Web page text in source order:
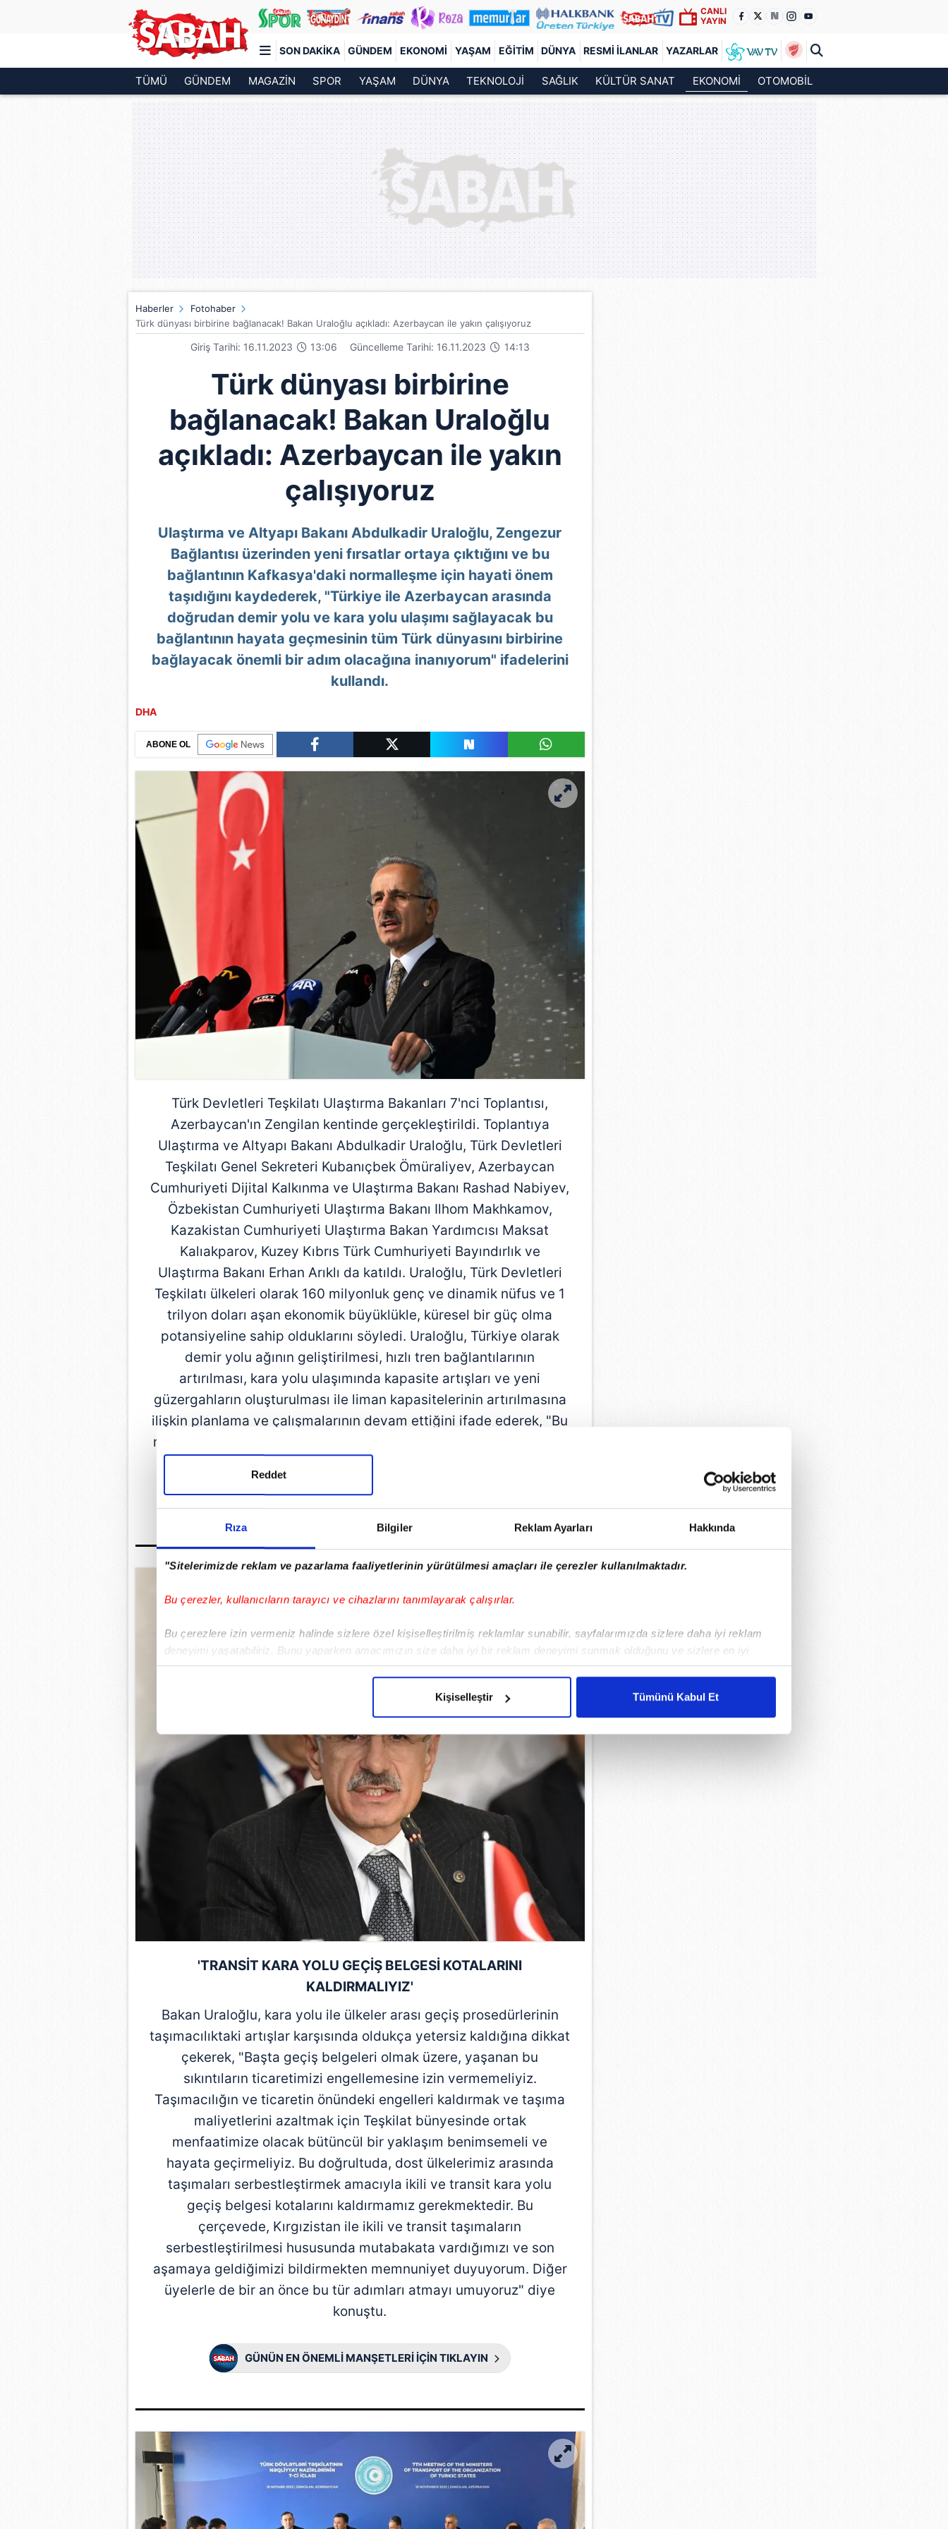
Rıza Bilgiler Reklam Ayarları Hakkında
"Sitelerimizde reklam ve pazarlama faaliyetlerinin yürütülmesi amaçları ile çerezler kullanılmaktadır.
Bu çerezler, kullanıcıların tarayıcı ve cihazlarını tanımlayarak çalışırlar.
Bu çerezlere izin vermeniz halinde sizlere özel kişiselleştirilmiş reklamlar sunabilir, sayfalarımızda sizlere daha iyi reklam
deneyimi yaşatabiliriz. Bunu yaparken amacımızın size daha iyi bir reklam deneyimi sunmak olduğunu ve sizlere en iyi
içerikleri sunabilmek adına elimizden gelen çabayı gösterdiğimizi ve bu noktada, reklamların maliyetlerimizi karşılamak
Her halükârda, kullanıcılar, bu çerezlere izin vermedikleri takdirde, kullanıcılara hedefli reklamlar gösterilmeyecektir."
Sizlere daha iyi bir hizmet sunabilmek için İnternet Sitemizde kendimize ve üçüncü kişilere ait çerezler kullanılmaktadır. Bu
çerezler vasıtasıyla çeşitli kişisel verileriniz işlenmekte olup gerekli olan çerezler bilgi toplumu hizmetlerinin sunulması
amacıyla kullanılmaktadır. Diğer çerezler, sitemizin daha işlevsel kılınması ve kişiselleştirilmesi ve sizlere yönelik
reklam/pazarlama faaliyetlerinin yapılması, amaçlarıyla sınırlı olarak açık rızanız dahilinde kullanılacaktır.
Çerezlere ilişkin tercihlerinizi aşağıda yer alan panel vasıtasıyla belirleyebilirsiniz. Çerezlere ilişkin detaylı bilgi için Ayarlar
Çerez Bilgilendirme Metnimiziziyaret edebilirsiniz.
6698 sayılı Kişisel Verilerin Korunması Kanunu uyarınca hazırlanmış Aydınlatma Metnimizi okumak ve sitemizde ilgili
mevzuata uygun olarak kullanılan çerezlerle ilgili bilgi almak için lütfen
tıklayınız
Reddet
Kişiselleştir Tümünü Kabul Et
CANLI
YAYIN
SON DAKIKA GÜNDEM EKONOMI YAŞAM EĞITIM DÜNYA RESMI İLANLAR YAZARLAR
Türkiye'nin en iyi haber sitesi
TÜMÜ GÜNDEM MAGAZİN SPOR YAŞAM DÜNYA TEKNOLOJİ SAĞLIK KÜLTÜR SANAT EKONOMİ OTOMOBİL
Haberler
Fotohaber
Türk dünyası birbirine bağlanacak! Bakan Uraloğlu açıkladı: Azerbaycan ile yakın çalışıyoruz
Giriş Tarihi: 16.11.2023 13:06 Güncelleme Tarihi: 16.11.2023 14:13
Türk dünyası birbirine
bağlanacak! Bakan Uraloğlu
açıkladı: Azerbaycan ile yakın
çalışıyoruz
Ulaştırma ve Altyapı Bakanı Abdulkadir Uraloğlu, Zengezur
Bağlantısı üzerinden yeni fırsatlar ortaya çıktığını ve bu
bağlantının Kafkasya'daki normalleşme için hayati önem
taşıdığını kaydederek, "Türkiye ile Azerbaycan arasında
doğrudan demir yolu ve kara yolu ulaşımı sağlayacak bu
bağlantının hayata geçmesinin tüm Türk dünyasını birbirine
bağlayacak önemli bir adım olacağına inanıyorum" ifadelerini
kullandı.
DHA
ABONE OL
Türk Devletleri Teşkilatı Ulaştırma Bakanları 7'nci Toplantısı,
Azerbaycan'ın Zengilan kentinde gerçekleştirildi. Toplantıya
Ulaştırma ve Altyapı Bakanı Abdulkadir Uraloğlu, Türk Devletleri
Teşkilatı Genel Sekreteri Kubanıçbek Ömüraliyev, Azerbaycan
Cumhuriyeti Dijital Kalkınma ve Ulaştırma Bakanı Rashad Nabiyev,
Özbekistan Cumhuriyeti Ulaştırma Bakanı Ilhom Makhkamov,
Kazakistan Cumhuriyeti Ulaştırma Bakan Yardımcısı Maksat
Kalıakparov, Kuzey Kıbrıs Türk Cumhuriyeti Bayındırlık ve
Ulaştırma Bakanı Erhan Arıklı da katıldı. Uraloğlu, Türk Devletleri
Teşkilatı ülkeleri olarak 160 milyonluk genç ve dinamik nüfus ve 1
trilyon doları aşan ekonomik büyüklükle, küresel bir güç olma
potansiyeline sahip olduklarını söyledi. Uraloğlu, Türkiye olarak
demir yolu ağının geliştirilmesi, hızlı tren bağlantılarının
artırılması, kara yolu ulaşımında kapasite artışları ve yeni
güzergahların oluşturulması ile liman kapasitelerinin artırılmasına
ilişkin planlama ve çalışmalarının devam ettiğini ifade ederek, "Bu
muazzam yatırımlarla ülkelerimiz üzerinden geçen Orta Koridorun
çalışmalarını bu yönde hızlandırdığını görmekten memnuniyet
duyuyoruz" dedi.
'TRANSİT KARA YOLU GEÇİŞ BELGESİ KOTALARINI
KALDIRMALIYIZ'
Bakan Uraloğlu, kara yolu ile ülkeler arası geçiş prosedürlerinin
taşımacılıktaki artışlar karşısında oldukça yetersiz kaldığına dikkat
çekerek, "Başta geçiş belgeleri olmak üzere, yaşanan bu
sıkıntıların ticaretimizi engellemesine izin vermemeliyiz.
Taşımacılığın ve ticaretin önündeki engelleri kaldırmak ve taşıma
maliyetlerini azaltmak için Teşkilat bünyesinde ortak
menfaatimize olacak bütüncül bir yaklaşım benimsemeli ve
hayata geçirmeliyiz. Bu doğrultuda, dost ülkelerimiz arasında
taşımaları serbestleştirmek amacıyla ikili ve transit kara yolu
geçiş belgesi kotalarını kaldırmamız gerekmektedir. Bu
çerçevede, Kırgızistan ile ikili ve transit taşımaların
serbestleştirilmesi hususunda mutabakata vardığımızı ve son
aşamaya geldiğimizi bildirmekten memnuniyet duyuyorum. Diğer
üyelerle de bir an önce bu tür adımları atmayı umuyoruz" diye
konuştu.
GÜNÜN EN ÖNEMLİ MANŞETLERİ İÇİN TIKLAYIN